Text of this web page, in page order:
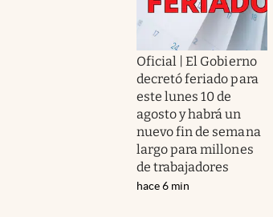
Oficial | El Gobierno
decretó feriado para
este lunes 10 de
agosto y habrá un
nuevo fin de semana
largo para millones
de trabajadores
hace 6 min